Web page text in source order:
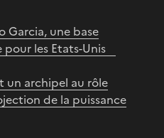
Garcia, une base
les Etats-Unis
un archipel au rôle
de la puissance